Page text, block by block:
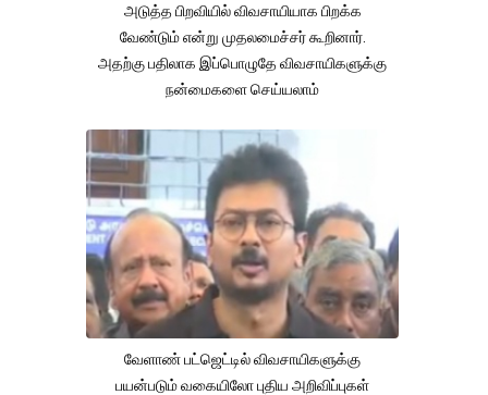
அடுத்த பிறவியில் விவசாயியாக பிறக்க
வேண்டும் என்று முதலமைச்சர் கூறினார்.
அதற்கு பதிலாக இப்பொழுதே விவசாயிகளுக்கு
நன்மைகளை செய்யலாம்
வேளாண் பட்ஜெட்டில் விவசாயிகளுக்கு
பயன்படும் வகையிலோ புதிய அறிவிப்புகள்